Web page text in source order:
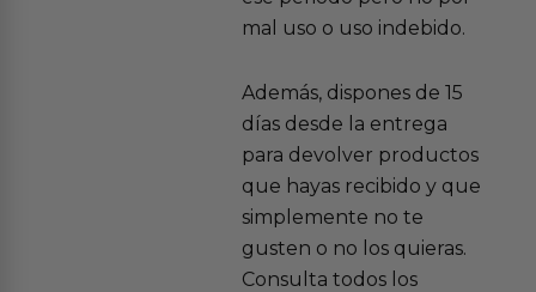
mal uso o uso indebido.
Además, dispones de 15
días desde la entrega
para devolver productos
que hayas recibido y que
simplemente no te
gusten o no los quieras.
Consulta todos los